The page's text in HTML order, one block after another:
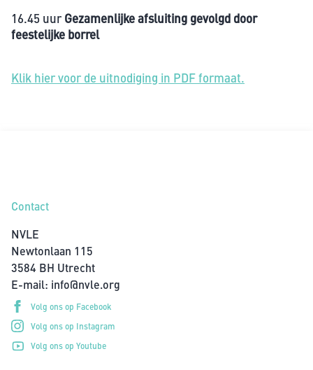
16.45 uurGezamenlijke afsluiting gevolgd door
feestelijke borrel
Klik hier voor de uitnodiging in PDF formaat.
Contact
NVLE
Newtonlaan 115
3584 BH Utrecht
E-mail: info@nvle.org
Volg ons op Facebook
Volg ons op Instagram
Volg ons op Youtube